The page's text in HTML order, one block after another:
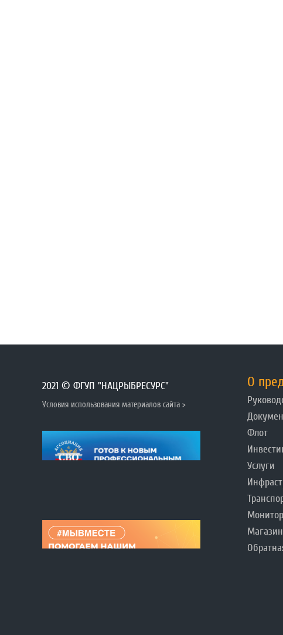
2021 © ФГУП "НАЦРЫБРЕСУРС"
Условия использования материалов сайта >
О
Флот
Услуги